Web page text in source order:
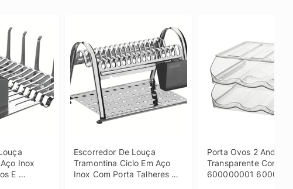
Inox
E
Escorredor De Louça
Tramontina Ciclo Em Aço
Inox Com Porta Talheres
Porta Ovos 2 Andares
Transparente Consul -
600000001